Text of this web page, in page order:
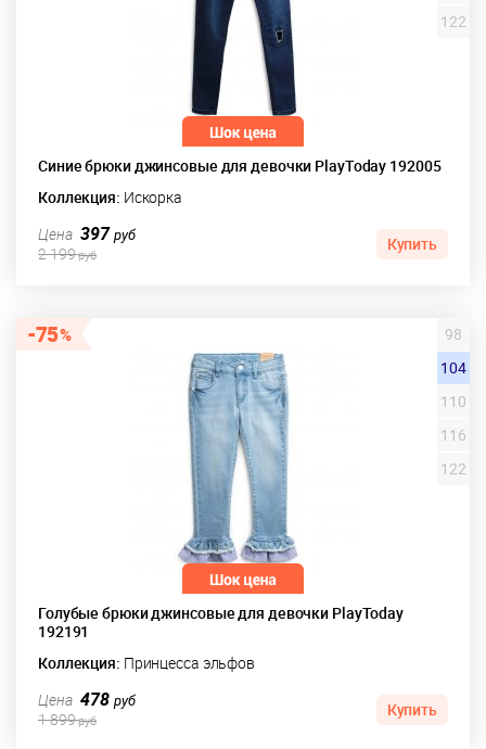
Синие брюки джинсовые для девочки PlayToday 192005
Коллекция: Искорка
122
Цена 397руб
2 199руб
Купить
75
Голубые брюки джинсовые для девочки PlayToday
192191
Коллекция: Принцесса эльфов
98
104
110
116
122
Цена 478руб
1 899руб
Купить